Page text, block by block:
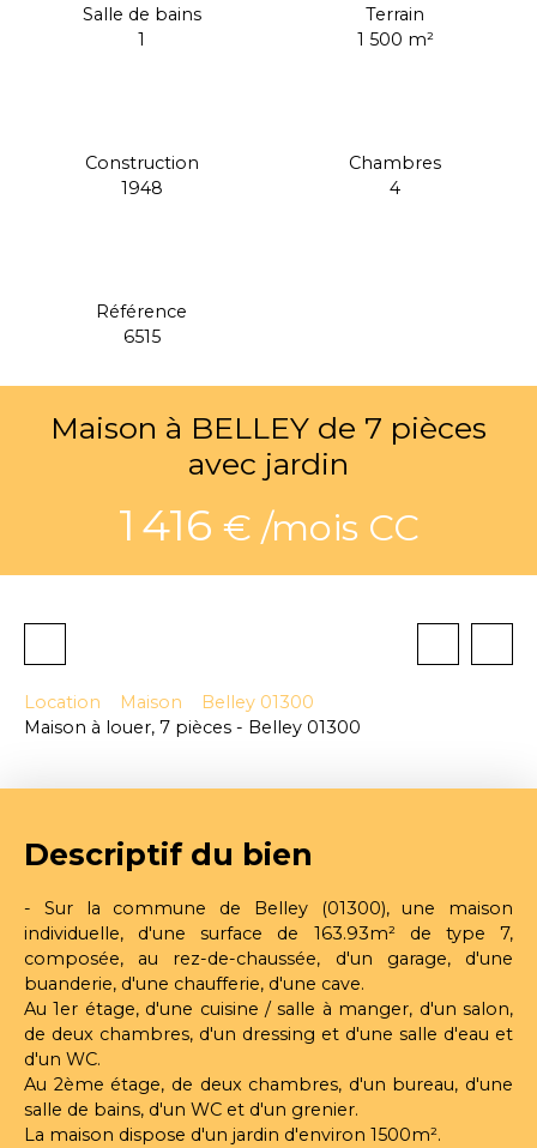
Salle de bains
1
Terrain
1 500 m²
Construction
1948
Chambres
4
Référence
6515
Maison à BELLEY de 7 pièces
avec jardin
1 416 € /mois CC
Location Maison
Belley 01300
Maison à louer, 7 pièces - Belley 01300
Descriptif du bien
- Sur la commune de Belley (01300), une maison
individuelle, d'une surface de 163.93m² de type 7,
composée, au rez-de-chaussée, d'un garage, d'une
buanderie, d'une chaufferie, d'une cave.
Au 1er étage, d'une cuisine / salle à manger, d'un salon,
de deux chambres, d'un dressing et d'une salle d'eau et
d'un WC.
Au 2ème étage, de deux chambres, d'un bureau, d'une
salle de bains, d'un WC et d'un grenier.
La maison dispose d'un jardin d'environ 1500m².